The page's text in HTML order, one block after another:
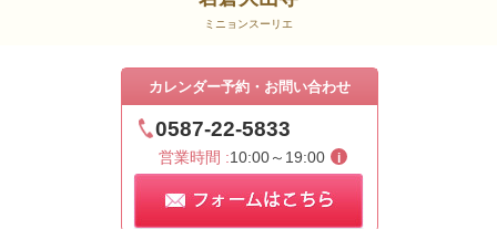
ミニョンスーリエ
カレンダー予約・お問い合わせ
0587-22-5833
営業時間 :10:00～19:00